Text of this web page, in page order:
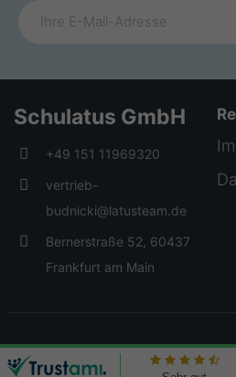
Schulatus GmbH
+49 151 11969320
vertrieb-
budnicki@latusteam.de
Bernerstraße 52, 60437
Frankfurt am Main
© 2026 Creative